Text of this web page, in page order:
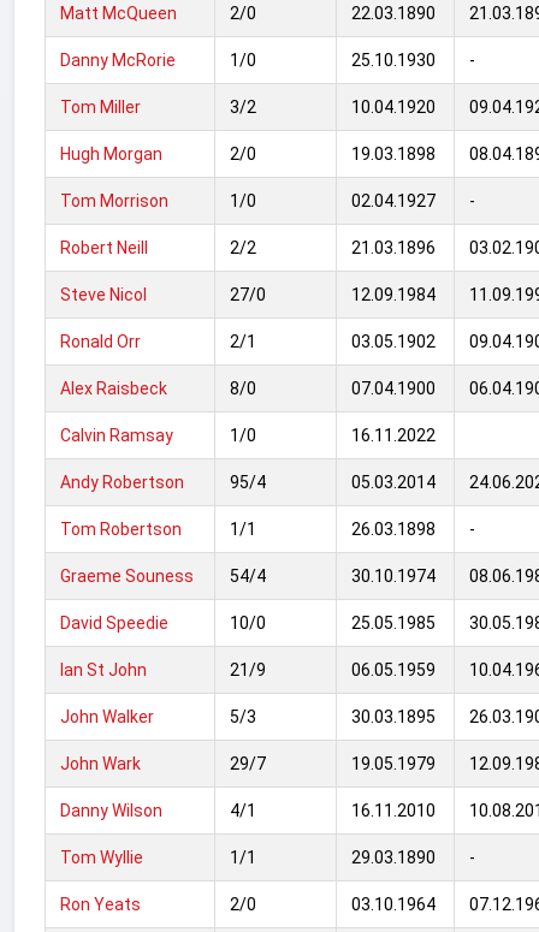
Matt McQueen 2/0 22.03.1890
Danny McRorie 1/0 25.10.1930 -
Tom Miller 3/2 10.04.1920
Hugh Morgan 2/0 19.03.1898
Tom Morrison 1/0 02.04.1927 -
Robert Neill 2/2 21.03.1896
Steve Nicol 27/0 12.09.1984
Ronald Orr 2/1 03.05.1902
Alex Raisbeck 8/0 07.04.1900
Calvin Ramsay 1/0 16.11.2022
Andy Robertson 95/4 05.03.2014
Tom Robertson 1/1 26.03.1898 -
Graeme Souness 54/4 30.10.1974
David Speedie 10/0 25.05.1985
Ian St John 21/9 06.05.1959
John Walker 5/3 30.03.1895
John Wark 29/7 19.05.1979
Danny Wilson 4/1 16.11.2010
Tom Wyllie 1/1 29.03.1890 -
Ron Yeats 2/0 03.10.1964